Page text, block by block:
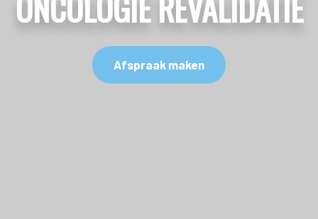
Afspraak maken